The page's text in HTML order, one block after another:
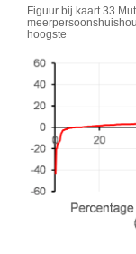
Figuur bij kaart 33
hoogste